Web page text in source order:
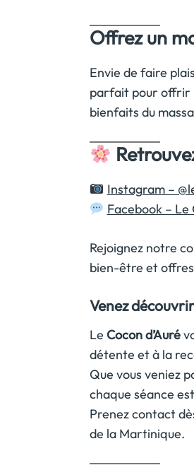
Offrez un
Envie de faire
parfait pour offrir
bienfaits du
Instagram –
Facebook – Le
Rejoignez notre
bien-être et
Venez
Le Cocon d’Auré
détente et à la
Que vous veniez
chaque séance
Prenez contact
de la Martinique.